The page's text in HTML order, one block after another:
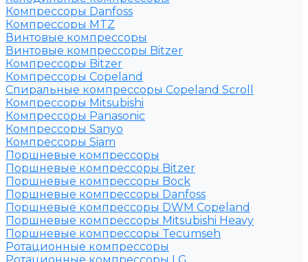
Компрессоры Danfoss
Компрессоры MTZ
Винтовые компрессоры
Винтовые компрессоры Bitzer
Компрессоры Bitzer
Компрессоры Copeland
Спиральные компрессоры Copeland Scroll
Компрессоры Mitsubishi
Компрессоры Panasonic
Компрессоры Sanyo
Компрессоры Siam
Поршневые компрессоры
Поршневые компрессоры Bitzer
Поршневые компрессоры Bock
Поршневые компрессоры Danfoss
Поршневые компрессоры DWM Copeland
Поршневые компрессоры Mitsubishi Heavy
Поршневые компрессоры Tecumseh
Ротационные компрессоры